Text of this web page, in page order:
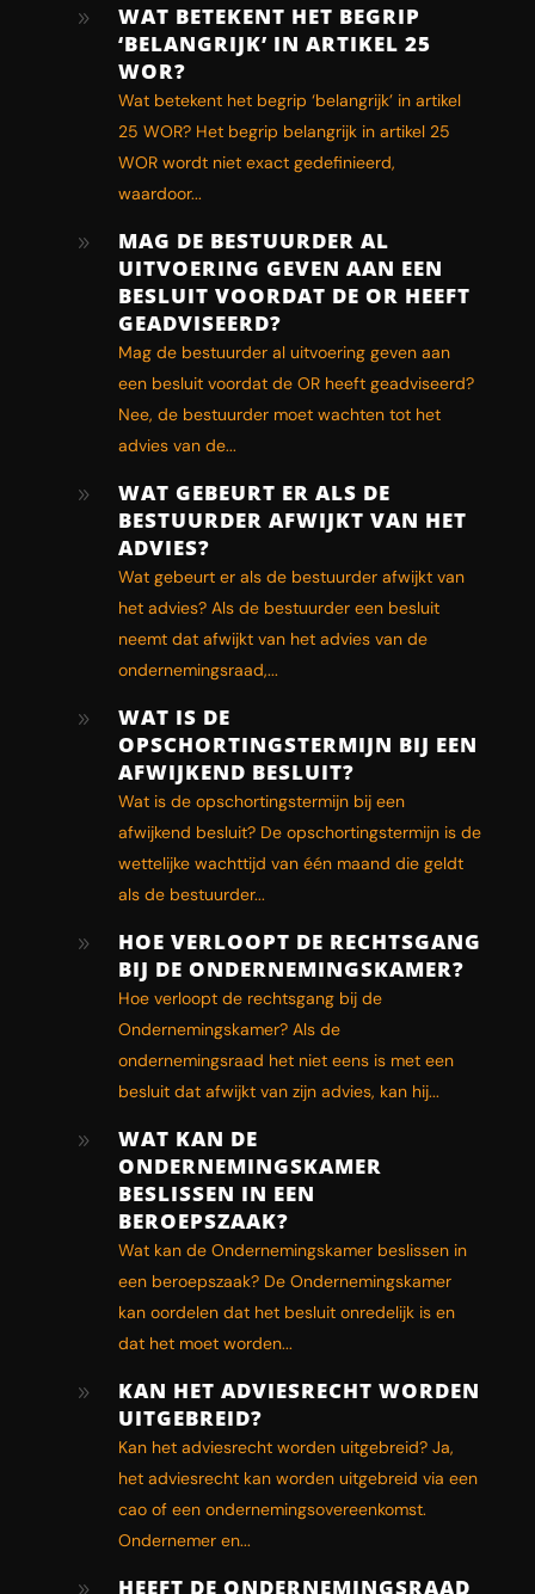
9
WAT BETEKENT HET BEGRIP
‘BELANGRIJK’ IN ARTIKEL 25
WOR?
Wat betekent het begrip ‘belangrijk’ in artikel
25 WOR? Het begrip belangrijk in artikel 25
WOR wordt niet exact gedefinieerd,
waardoor...
9
MAG DE BESTUURDER AL
UITVOERING GEVEN AAN EEN
BESLUIT VOORDAT DE OR HEEFT
GEADVISEERD?
Mag de bestuurder al uitvoering geven aan
een besluit voordat de OR heeft geadviseerd?
Nee, de bestuurder moet wachten tot het
advies van de...
9
WAT GEBEURT ER ALS DE
BESTUURDER AFWIJKT VAN HET
ADVIES?
Wat gebeurt er als de bestuurder afwijkt van
het advies? Als de bestuurder een besluit
neemt dat afwijkt van het advies van de
ondernemingsraad,...
9
WAT IS DE
OPSCHORTINGSTERMIJN BIJ EEN
AFWIJKEND BESLUIT?
Wat is de opschortingstermijn bij een
afwijkend besluit? De opschortingstermijn is de
wettelijke wachttijd van één maand die geldt
als de bestuurder...
9
HOE VERLOOPT DE RECHTSGANG
BIJ DE ONDERNEMINGSKAMER?
Hoe verloopt de rechtsgang bij de
Ondernemingskamer? Als de
ondernemingsraad het niet eens is met een
besluit dat afwijkt van zijn advies, kan hij...
9
WAT KAN DE
ONDERNEMINGSKAMER
BESLISSEN IN EEN
BEROEPSZAAK?
Wat kan de Ondernemingskamer beslissen in
een beroepszaak? De Ondernemingskamer
kan oordelen dat het besluit onredelijk is en
dat het moet worden...
9
KAN HET ADVIESRECHT WORDEN
UITGEBREID?
Kan het adviesrecht worden uitgebreid? Ja,
het adviesrecht kan worden uitgebreid via een
cao of een ondernemingsovereenkomst.
Ondernemer en...
HEEFT DE ONDERNEMINGSRAAD